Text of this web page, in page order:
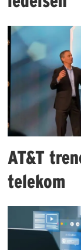
AT&T
telekom